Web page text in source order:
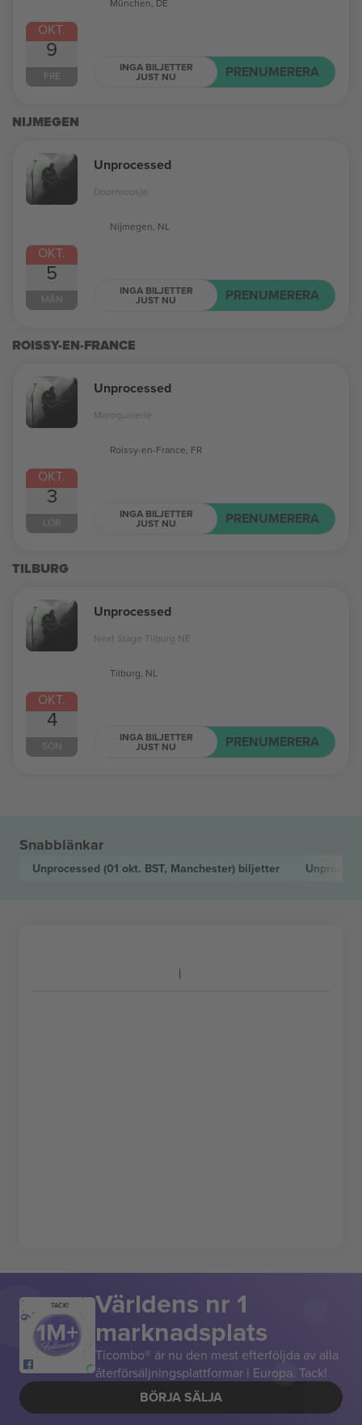
OKT.
9
FRE
München, DE
INGA BILJETTER
JUST NU PRENUMERERA
NIJMEGEN
OKT.
5
MÅN
Unprocessed
Doornroosje
Nijmegen, NL
INGA BILJETTER
JUST NU PRENUMERERA
ROISSY-EN-FRANCE
OKT.
3
LÖR
Unprocessed
Maroquinerie
Roissy-en-France, FR
INGA BILJETTER
JUST NU PRENUMERERA
TILBURG
OKT.
4
SÖN
Unprocessed
Next Stage Tilburg NE
Tilburg, NL
INGA BILJETTER
JUST NU PRENUMERERA
Snabblänkar
Unprocessed (01 okt. BST, Manchester) biljetter
TACK! Världens nr 1
marknadsplats
Ticombo® är nu den mest efterföljda av alla
återförsäljningsplattformar i Europa. Tack!
BÖRJA SÄLJA